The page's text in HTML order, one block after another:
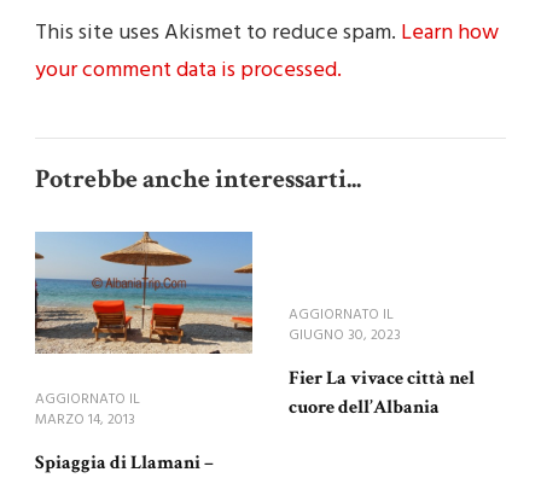
This site uses Akismet to reduce spam. Learn how
your comment data is processed.
Potrebbe anche interessarti...
AGGIORNATO IL
MARZO 14, 2013
Spiaggia di Llamani –
AGGIORNATO IL
GIUGNO 30, 2023
Fier La vivace città nel
cuore dell’Albania